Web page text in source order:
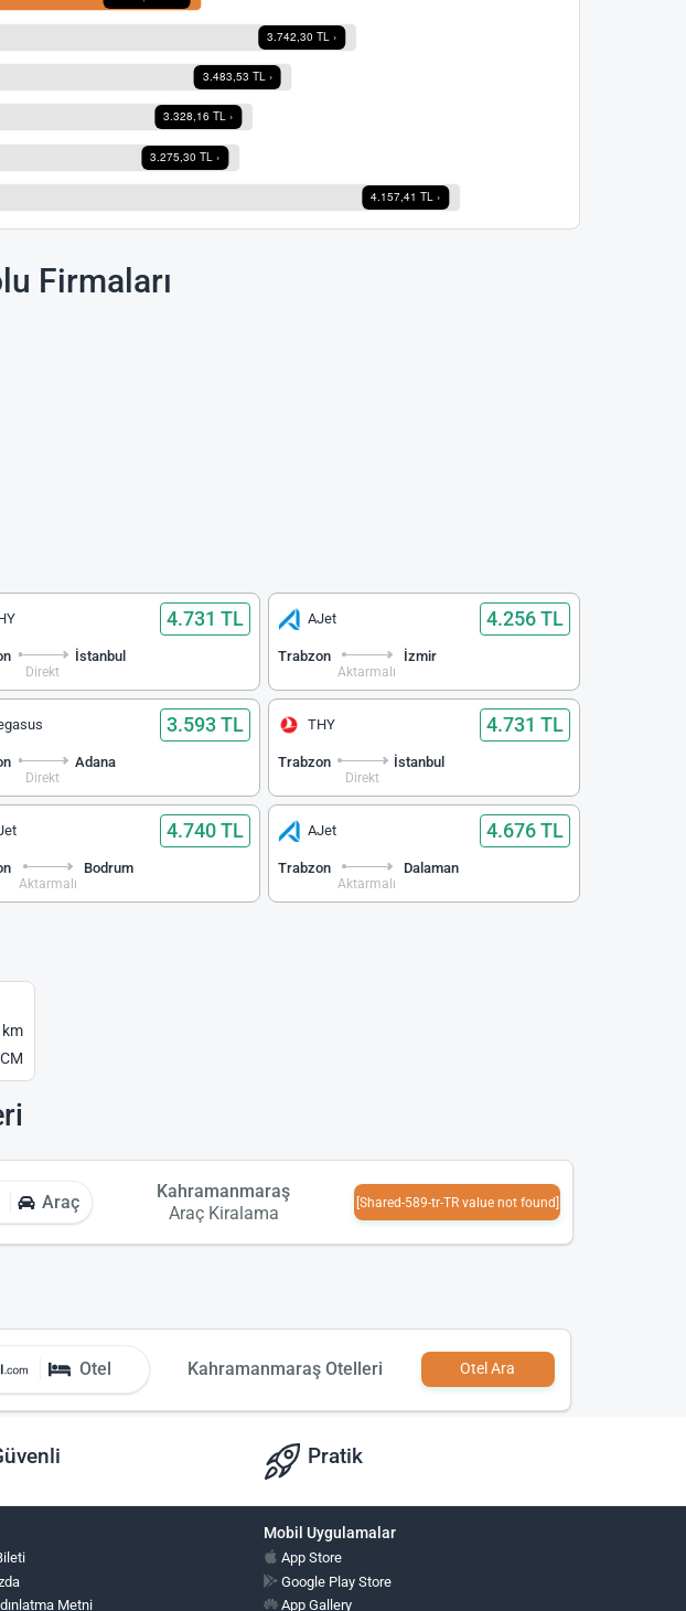
Firmaları
4.731 TL
Direkt
İstanbul
AJet 4.256 TL
Trabzon
Aktarmalı
İzmir
3.593 TL
Direkt
Adana
THY 4.731 TL
Trabzon
Direkt
İstanbul
4.740 TL
Aktarmalı
Bodrum
AJet 4.676 TL
Trabzon
Aktarmalı
Dalaman
km
Araç
Kahramanmaraş
Araç Kiralama
[Shared-589-tr-TR value not found]
Otel Kahramanmaraş Otelleri Otel Ara
Pratik
Metni
Mobil Uygulamalar
App Store
Google Play Store
App Gallery